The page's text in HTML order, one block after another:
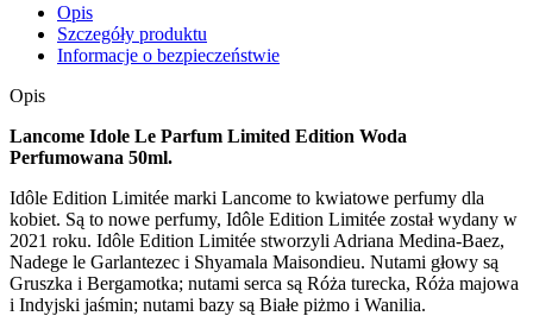
Opis
Szczegóły produktu
Informacje o bezpieczeństwie
Opis
Lancome Idole Le Parfum Limited Edition Woda
Perfumowana 50ml.
Idôle Edition Limitée marki Lancome to kwiatowe perfumy dla
kobiet. Są to nowe perfumy, Idôle Edition Limitée został wydany w
2021 roku. Idôle Edition Limitée stworzyli Adriana Medina-Baez,
Nadege le Garlantezec i Shyamala Maisondieu. Nutami głowy są
Gruszka i Bergamotka; nutami serca są Róża turecka, Róża majowa
i Indyjski jaśmin; nutami bazy są Białe piżmo i Wanilia.